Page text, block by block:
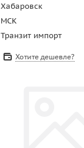
Хабаровск
МСК
Транзит импорт
Хотите дешевле?